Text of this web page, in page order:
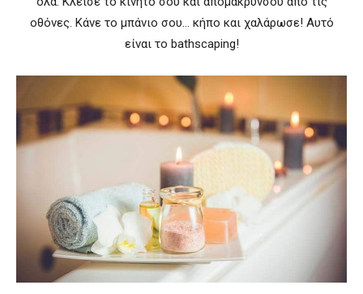
οθόνες. Κάνε το μπάνιο σου… κήπο και χαλάρωσε! Αυτό
είναι το bathscaping!